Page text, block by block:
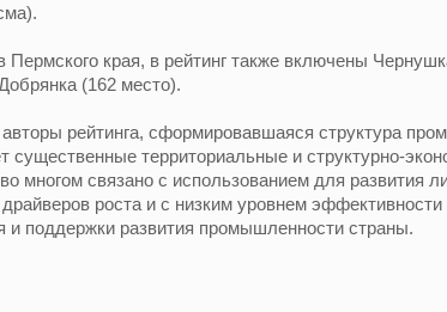
Пермского края, в рейтинг также включены
(162 место).
рейтинга, сформировавшаяся структура
существенные территориальные и структурно-
многом связано с использованием для развития
роста и с низким уровнем
и поддержки развития промышленности страны.